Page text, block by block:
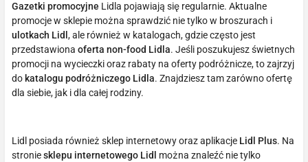
Gazetki promocyjne Lidla pojawiają się regularnie. Aktualne
promocje w sklepie można sprawdzić nie tylko w broszurach i
ulotkach Lidl , ale również w katalogach, gdzie często jest
przedstawiona oferta non-food Lidla. Jeśli poszukujesz świetnych
promocji na wycieczki oraz rabaty na oferty podróżnicze, to zajrzyj
do katalogu podróżniczego Lidla. Znajdziesz tam zarówno ofertę
dla siebie, jak i dla całej rodziny.
Lidl posiada również sklep internetowy oraz aplikacje Lidl Plus. Na
stroniesklepu internetowego Lidl
można znaleźć nie tylko